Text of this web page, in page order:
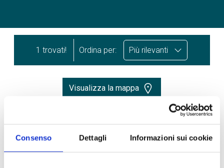
Consenso Dettagli Informazioni sui cookie
1 trovati! Ordina per: Più rilevanti
Visualizza la mappa